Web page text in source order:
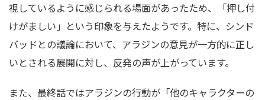
視しているように感じられる場面があったため、「押し付
けがましい」という印象を与えたようです。特に、シンド
バッドとの議論において、アラジンの意見が一方的に正し
いとされる展開に対し、反発の声が上がっています。
また、最終話ではアラジンの行動が「他のキャラクターの